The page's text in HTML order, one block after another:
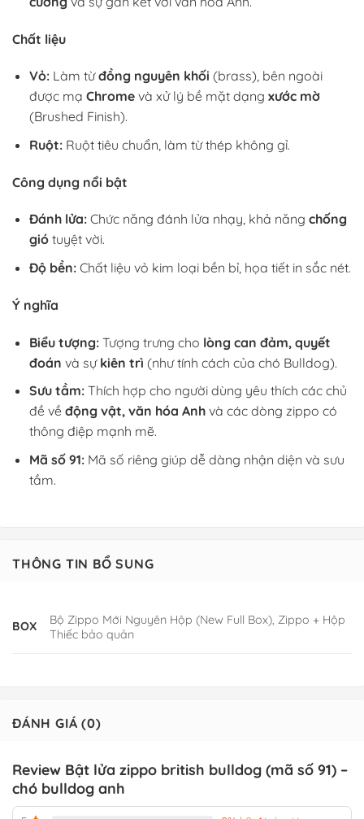
Chất liệu
Vỏ:Làm từđồng nguyên khối (brass), bên ngoài
được mạ Chromevà xử lý bề mặt dạng xước mờ
(Brushed Finish).
Ruột:Ruột tiêu chuẩn, làm từ thép không gỉ.
Công dụng nổi bật
Đánh lửa:Chức năng đánh lửa nhạy, khả năng chống
giótuyệt vời.
Độ bền:Chất liệu vỏ kim loại bền bỉ, họa tiết in sắc nét.
Ý nghĩa
Biểu tượng:Tượng trưng cho lòng can đảm, quyết
đoán và sự kiên trì (như tính cách của chó Bulldog).
Sưu tầm:Thích hợp cho người dùng yêu thích các chủ
đề về động vật, văn hóa Anhvà các dòng zippo có
thông điệp mạnh mẽ.
Mã số 91:Mã số riêng giúp dễ dàng nhận diện và sưu
tầm.
THÔNG TIN BỔ SUNG
BOX
Bộ Zippo Mới Nguyên Hộp (New Full Box), Zippo + Hộp
Thiếc bảo quản
ĐÁNH GIÁ (0)
Review Bật lửa zippo british bulldog (mã số 91) –
chó bulldog anh